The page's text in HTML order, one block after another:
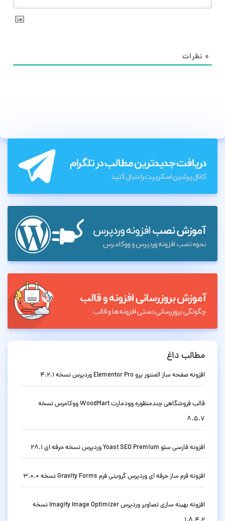
۰ نظرات
مطالب داغ
افزونه صفحه ساز المنتور پرو Elementor Pro وردپرس نسخه 4.2.1
قالب فروشگاهی چندمنظوره وودمارت WoodMart ووکامرس نسخه
8.5.7
افزونه فارسی سئو Yoast SEO Premium وردپرس نسخه حرفه ای 28.1
افزونه فرم ساز حرفه ای وردپرس گرویتی فرم Gravity Forms نسخه 3.0.0
افزونه بهینه سازی تصاویر وردپرس Imagify Image Optimizer نسخه